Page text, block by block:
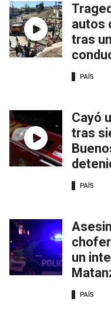
autos
tras
PAÍS
Cayó
tras
PAÍS
un
PAÍS